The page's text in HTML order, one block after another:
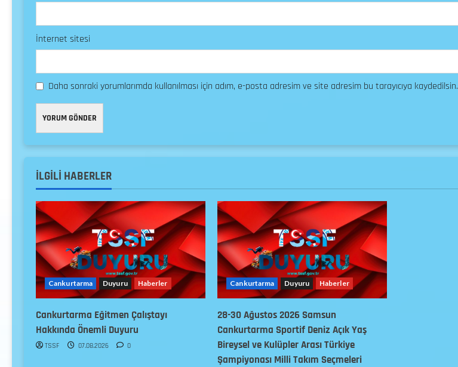
İnternet sitesi
Daha sonraki yorumlarımda kullanılması için adım, e-posta adresim ve site adresim bu tarayıcıya kaydedilsin.
İLGILI HABERLER
Cankurtarma Duyuru Haberler
Cankurtarma Eğitmen Çalıştayı
Hakkında Önemli Duyuru
TSSF 07.08.2026 0
Cankurtarma Duyuru Haberler
28-30 Ağustos 2026 Samsun
Cankurtarma Sportif Deniz Açık Yaş
Bireysel ve Kulüpler Arası Türkiye
Şampiyonası Milli Takım Seçmeleri